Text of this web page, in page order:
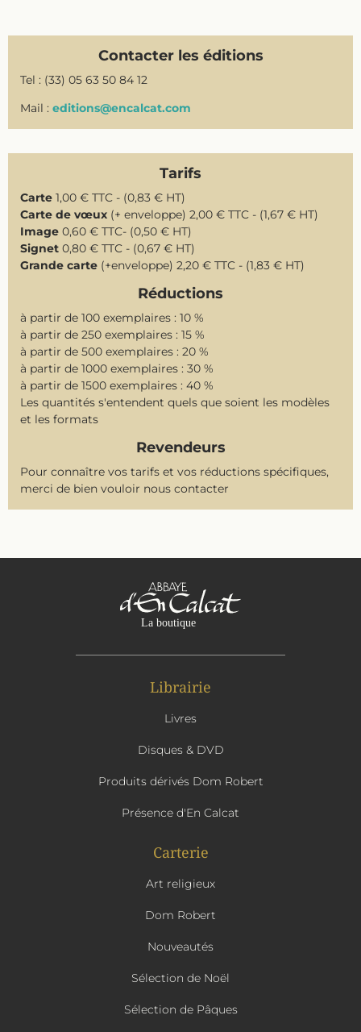
Contacter les éditions
Tel : (33) 05 63 50 84 12
Mail : editions@encalcat.com
Tarifs
Carte 1,00 € TTC - (0,83 € HT)
Carte de vœux (+ enveloppe) 2,00 € TTC - (1,67 € HT)
Image 0,60 € TTC- (0,50 € HT)
Signet 0,80 € TTC - (0,67 € HT)
Grande carte (+enveloppe) 2,20 € TTC - (1,83 € HT)
Réductions
à partir de 100 exemplaires : 10 %
à partir de 250 exemplaires : 15 %
à partir de 500 exemplaires : 20 %
à partir de 1000 exemplaires : 30 %
à partir de 1500 exemplaires : 40 %
Les quantités s'entendent quels que soient les modèles
et les formats
Revendeurs
Pour connaître vos tarifs et vos réductions spécifiques,
merci de bien vouloir nous contacter
Librairie
Livres
Disques & DVD
Produits dérivés Dom Robert
Présence d'En Calcat
Carterie
Art religieux
Dom Robert
Nouveautés
Sélection de Noël
Sélection de Pâques